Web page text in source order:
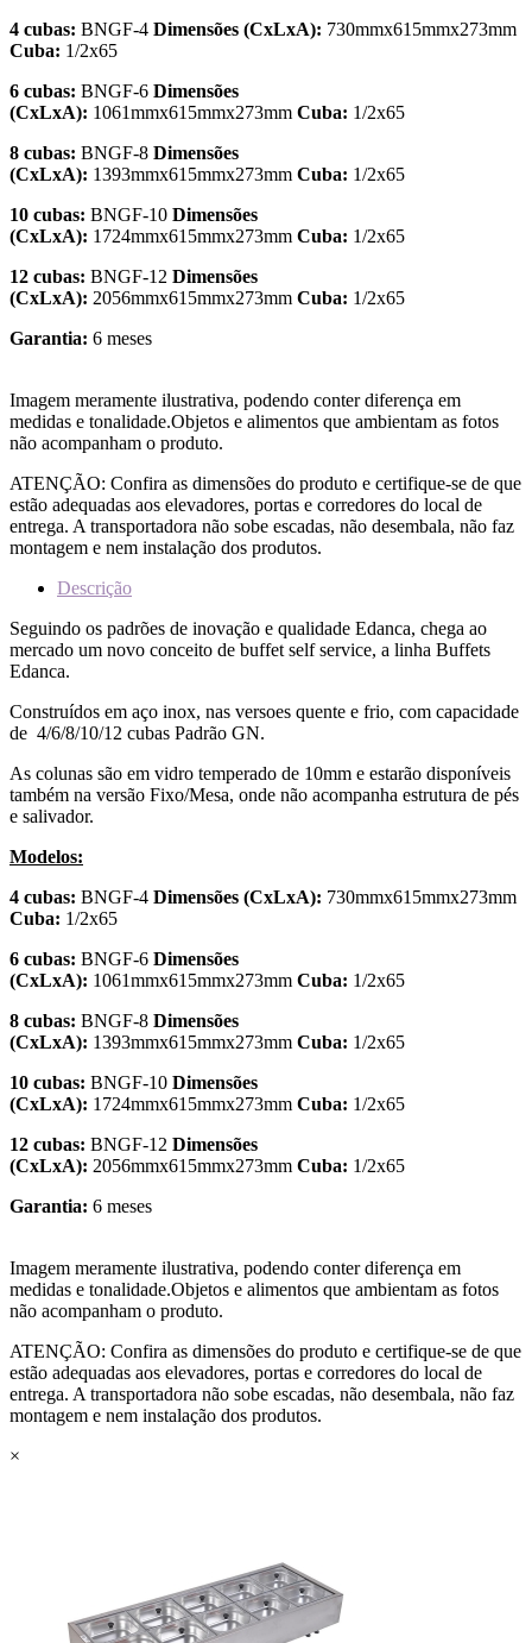
4 cubas: BNGF-4 Dimensões (CxLxA): 730mmx615mmx273mm
Cuba: 1/2x65
6 cubas: BNGF-6 Dimensões
(CxLxA): 1061mmx615mmx273mm Cuba: 1/2x65
8 cubas: BNGF-8 Dimensões
(CxLxA): 1393mmx615mmx273mm Cuba: 1/2x65
10 cubas: BNGF-10 Dimensões
(CxLxA): 1724mmx615mmx273mm Cuba: 1/2x65
12 cubas: BNGF-12 Dimensões
(CxLxA): 2056mmx615mmx273mm Cuba: 1/2x65
Garantia: 6 meses
Imagem meramente ilustrativa, podendo conter diferença em
medidas e tonalidade.Objetos e alimentos que ambientam as fotos
não acompanham o produto.
ATENÇÃO: Confira as dimensões do produto e certifique-se de que
estão adequadas aos elevadores, portas e corredores do local de
entrega. A transportadora não sobe escadas, não desembala, não faz
montagem e nem instalação dos produtos.
Descrição
Seguindo os padrões de inovação e qualidade Edanca, chega ao
mercado um novo conceito de buffet self service, a linha Buffets
Edanca.
Construídos em aço inox, nas versoes quente e frio, com capacidade
de 4/6/8/10/12 cubas Padrão GN.
As colunas são em vidro temperado de 10mm e estarão disponíveis
também na versão Fixo/Mesa, onde não acompanha estrutura de pés
e salivador.
Modelos:
4 cubas: BNGF-4 Dimensões (CxLxA): 730mmx615mmx273mm
Cuba: 1/2x65
6 cubas: BNGF-6 Dimensões
(CxLxA): 1061mmx615mmx273mm Cuba: 1/2x65
8 cubas: BNGF-8 Dimensões
(CxLxA): 1393mmx615mmx273mm Cuba: 1/2x65
10 cubas: BNGF-10 Dimensões
(CxLxA): 1724mmx615mmx273mm Cuba: 1/2x65
12 cubas: BNGF-12 Dimensões
(CxLxA): 2056mmx615mmx273mm Cuba: 1/2x65
Garantia: 6 meses
Imagem meramente ilustrativa, podendo conter diferença em
medidas e tonalidade.Objetos e alimentos que ambientam as fotos
não acompanham o produto.
ATENÇÃO: Confira as dimensões do produto e certifique-se de que
estão adequadas aos elevadores, portas e corredores do local de
entrega. A transportadora não sobe escadas, não desembala, não faz
montagem e nem instalação dos produtos.
×